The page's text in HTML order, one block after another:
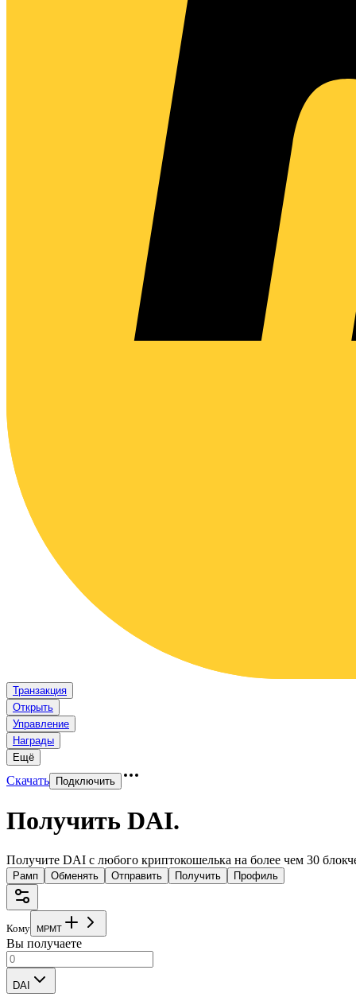
Транзакция
Открыть
Управление
Награды
Ещё
Скачать Подключить
Получить DAI.
Получите DAI с любого криптокошелька на более чем 30
Рамп Обменять Отправить Получить Профиль
Кому MPMT
Вы получаете
DAI